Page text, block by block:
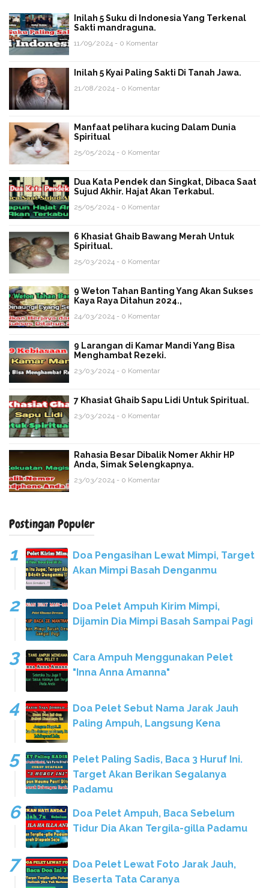
Inilah 5 Suku di Indonesia Yang Terkenal
Sakti mandraguna.
11/09/2024 - 0 Komentar
Inilah 5 Kyai Paling Sakti Di Tanah Jawa.
21/08/2024 - 0 Komentar
Manfaat pelihara kucing Dalam Dunia
Spiritual
25/05/2024 - 0 Komentar
Dua Kata Pendek dan Singkat, Dibaca Saat
Sujud Akhir. Hajat Akan Terkabul.
25/05/2024 - 0 Komentar
6 Khasiat Ghaib Bawang Merah Untuk
Spiritual.
25/03/2024 - 0 Komentar
9 Weton Tahan Banting Yang Akan Sukses
Kaya Raya Ditahun 2024.,
24/03/2024 - 0 Komentar
9 Larangan di Kamar Mandi Yang Bisa
Menghambat Rezeki.
23/03/2024 - 0 Komentar
7 Khasiat Ghaib Sapu Lidi Untuk Spiritual.
23/03/2024 - 0 Komentar
Rahasia Besar Dibalik Nomer Akhir HP
Anda, Simak Selengkapnya.
23/03/2024 - 0 Komentar
Postingan Populer
Doa Pengasihan Lewat Mimpi, Target
Akan Mimpi Basah Denganmu
Doa Pelet Ampuh Kirim Mimpi,
Dijamin Dia Mimpi Basah Sampai Pagi
Cara Ampuh Menggunakan Pelet
"Inna Anna Amanna"
Doa Pelet Sebut Nama Jarak Jauh
Paling Ampuh, Langsung Kena
Pelet Paling Sadis, Baca 3 Huruf Ini.
Target Akan Berikan Segalanya
Padamu
Doa Pelet Ampuh, Baca Sebelum
Tidur Dia Akan Tergila-gilla Padamu
Doa Pelet Lewat Foto Jarak Jauh,
Beserta Tata Caranya